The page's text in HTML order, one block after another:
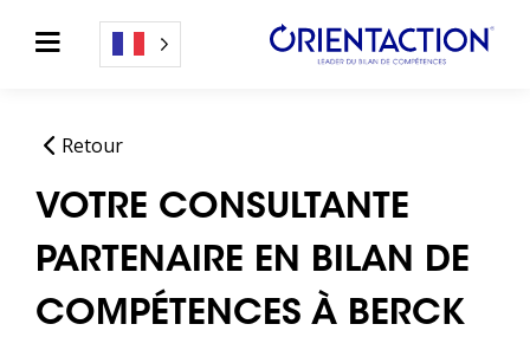
Retour
VOTRE CONSULTANTE
PARTENAIRE EN BILAN DE
COMPÉTENCES À BERCK